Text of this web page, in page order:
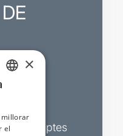
descomptes
×
millorar
el